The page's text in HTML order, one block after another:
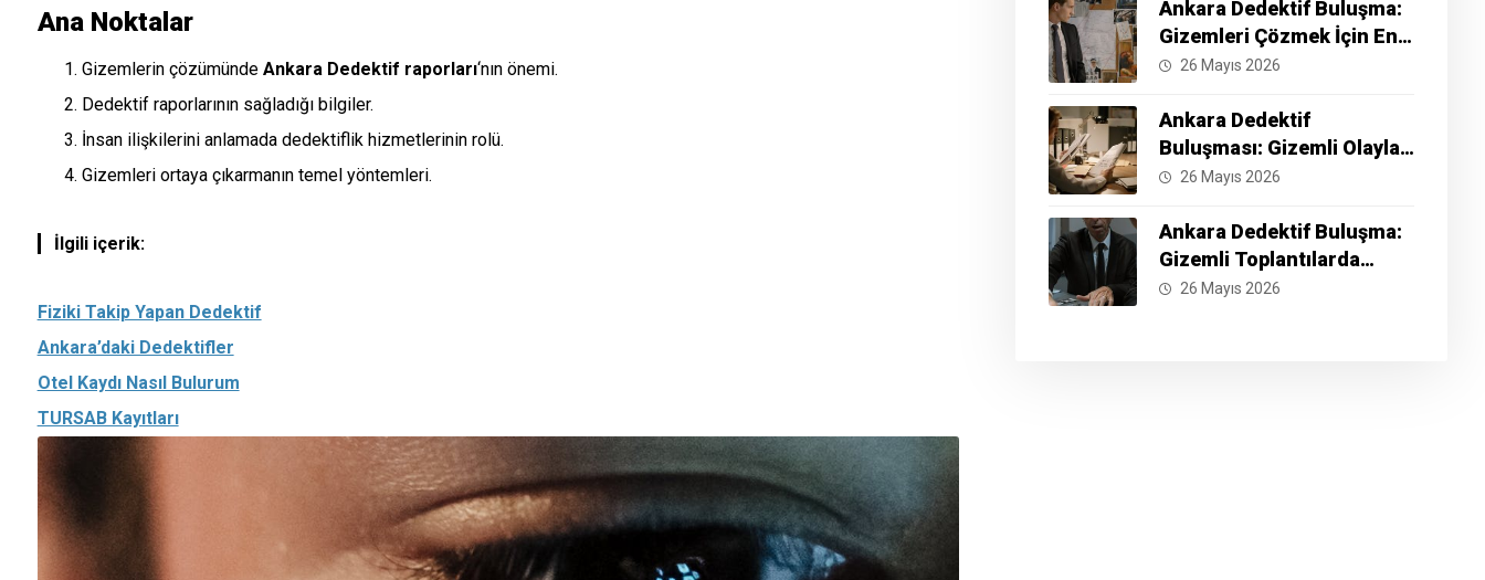
Ana Noktalar
Gizemlerin çözümünde Ankara Dedektif raporları‘nın önemi.
Dedektif raporlarının sağladığı bilgiler.
İnsan ilişkilerini anlamada dedektiflik hizmetlerinin rolü.
Gizemleri ortaya çıkarmanın temel yöntemleri.
İlgili içerik:
Fiziki Takip Yapan Dedektif
Ankara’daki Dedektifler
Otel Kaydı Nasıl Bulurum
TURSAB Kayıtları
Ankara Dedektif Buluşma:
Gizemleri Çözmek İçin En
İyi Yöntemler Nelerdir?
26 Mayıs 2026
Ankara Dedektif
Buluşması: Gizemli Olayları
Çözmek İçin Hazır Mısınız?
26 Mayıs 2026
Ankara Dedektif Buluşma:
Gizemli Toplantılarda
Neler Yaşanıyor?
26 Mayıs 2026